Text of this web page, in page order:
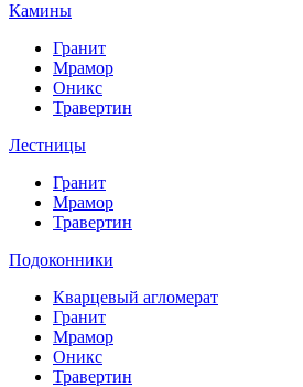
Камины
Гранит
Мрамор
Оникс
Травертин
Лестницы
Гранит
Мрамор
Травертин
Подоконники
Кварцевый агломерат
Гранит
Мрамор
Оникс
Травертин